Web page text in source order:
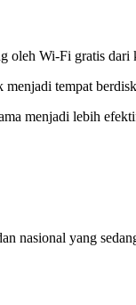
Wi-Fi gratis
menjadi tempat
menjadi lebih
nasional yang